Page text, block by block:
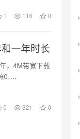
1 116 0
一年时长
，4M带宽下载
0….
0 321 0